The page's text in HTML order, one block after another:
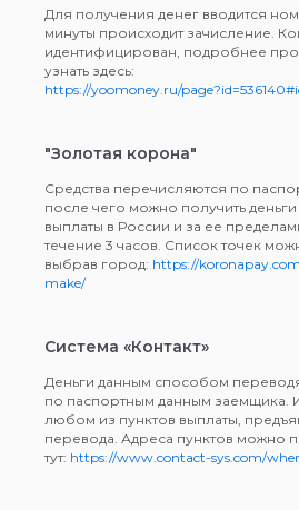
Для получения денег вводится
минуты происходит зачисление.
идентифицирован, подробнее
узнать здесь:
https://yoomoney.ru/
"Золотая корона"
Средства перечисляются по
после чего можно получить
выплаты в России и за ее
течение 3 часов. Список точек
выбрав город: https://
make/
Система «Контакт»
Деньги данным способом
по паспортным данным заемщика.
любом из пунктов выплаты,
перевода. Адреса пунктов можно
тут: https://www.contact-sys.com/